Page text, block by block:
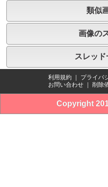
類似
画像の
スレッ
利用規約 プライバ
お問い合わせ
削除
Copyright